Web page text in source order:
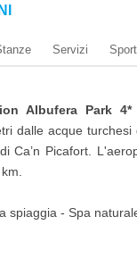
Servizi
Albufera Park 4*
dalle acque turchesi
Ca’n Picafort.
spiaggia - Spa